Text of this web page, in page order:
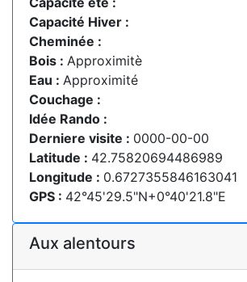
Capacité Hiver :
Cheminée :
Bois : Approximitè
Eau : Approximité
Couchage :
Idée Rando :
Derniere visite : 0000-00-00
Latitude : 42.75820694486989
Longitude : 0.6727355846163041
GPS : 42°45'29.5"N+0°40'21.8"E
Aux alentours